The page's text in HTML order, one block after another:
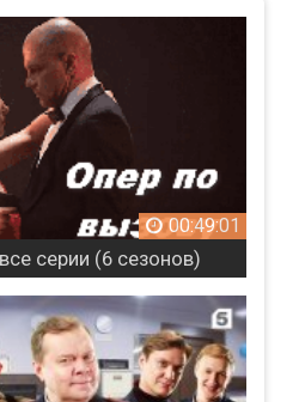
00:49:01
серии (6 сезонов)